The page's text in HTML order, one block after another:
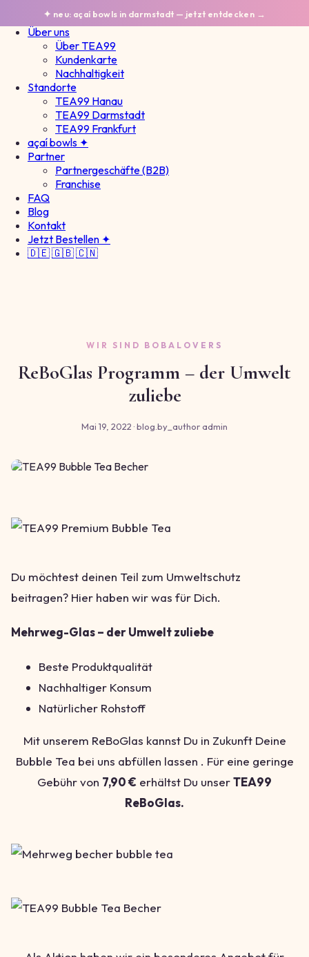
✦ neu: açaí bowls in darmstadt — jetzt entdecken →
Über uns
Über TEA99
Kundenkarte
Nachhaltigkeit
Standorte
TEA99 Hanau
TEA99 Darmstadt
TEA99 Frankfurt
açaí bowls ✦
Partner
Partnergeschäfte (B2B)
Franchise
FAQ
Blog
Kontakt
Jetzt Bestellen ✦
🇩🇪🇬🇧🇨🇳
WIR SIND BOBALOVERS
ReBoGlas Programm – der Umwelt
zuliebe
Mai 19, 2022 · blog.by_author admin
Du möchtest deinen Teil zum Umweltschutz
beitragen? Hier haben wir was für Dich.
Mehrweg-Glas – der Umwelt zuliebe
Beste Produktqualität
Nachhaltiger Konsum
Natürlicher Rohstoff
Mit unserem ReBoGlas kannst Du in Zukunft Deine
Bubble Tea bei uns abfüllen lassen . Für eine geringe
Gebühr von 7,90 € erhältst Du unserTEA99
ReBoGlas.